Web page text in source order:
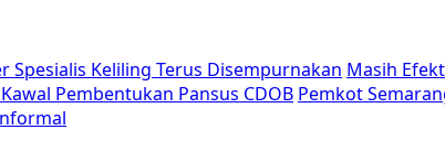
Spesialis Keliling Terus Disempurnakan Masih
Pembentukan Pansus CDOB Pemkot